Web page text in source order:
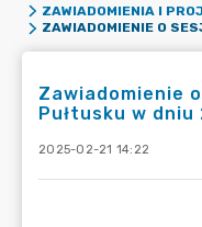
ZAWIADOMIENIA I
Zawiadomienie
Pułtusku w
2025-02-21 14:22